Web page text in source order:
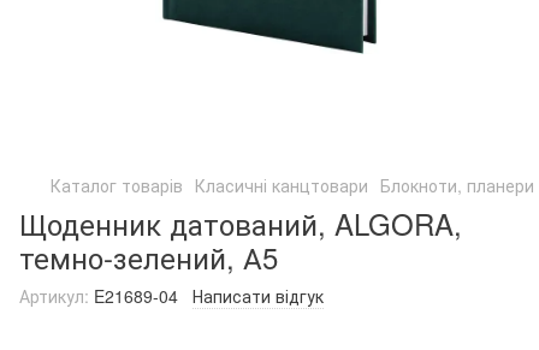
Каталог товарів Класичні канцтовари Блокноти,
Щоденник датований, ALGORA,
темно-зелений, А5
Артикул: E21689-04 Написати відгук